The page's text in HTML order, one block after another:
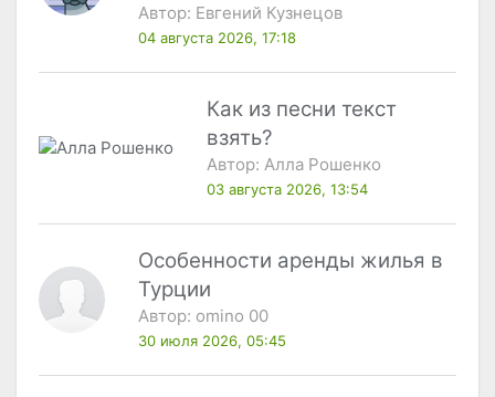
Автор: Евгений Кузнецов
04 августа 2026, 17:18
Как из песни текст
взять?
Автор: Алла Рошенко
03 августа 2026, 13:54
Особенности аренды жилья в
Турции
Автор: omino 00
30 июля 2026, 05:45